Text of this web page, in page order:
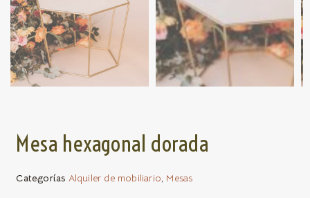
Mesa hexagonal dorada
Categorías Alquiler de mobiliario Mesas